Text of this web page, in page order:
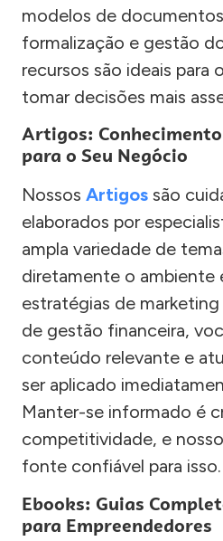
modelos de documentos
formalização e gestão
recursos são ideais para
tomar decisões mais
Artigos:
para o Seu Negócio
Nossos Artigos são
elaborados por
ampla variedade de
diretamente o ambiente
estratégias de
de gestão financeira,
conteúdo relevante e
ser aplicado
Manter-se informado é
competitividade, e
fonte confiável para isso.
Ebooks: Guias
para Empreendedores